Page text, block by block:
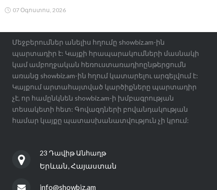
07 Օգոստոս, 2026
Մեջբերումներ անելիս հղումը showbiz.am-ին
պարտադիր է: Կայքի հրապարակումների մասնակի
կամ ամբողջական հեռուստառադիոընթերցումն
առանց showbiz.am-ին հղում կատարելու արգելվում է:
Կայքում արտահայտված կարծիքները պարտադիր
չէ, որ համընկնեն showbiz.am-ի խմբագրության
տեսակետի հետ: Գովազդների բովանդակության
համար կայքը պատասխանատվություն չի կրում:
23 Դավիթ Անհաղթ
Երևան, Հայաստան
info@showbiz.am